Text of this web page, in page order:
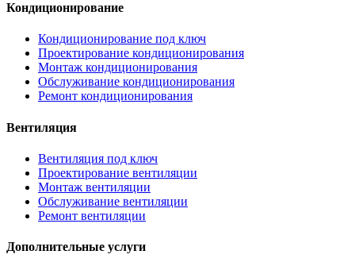
Кондиционирование
Кондиционирование под ключ
Проектирование кондиционирования
Монтаж кондиционирования
Обслуживание кондиционирования
Ремонт кондиционирования
Вентиляция
Вентиляция под ключ
Проектирование вентиляции
Монтаж вентиляции
Обслуживание вентиляции
Ремонт вентиляции
Дополнительные услуги